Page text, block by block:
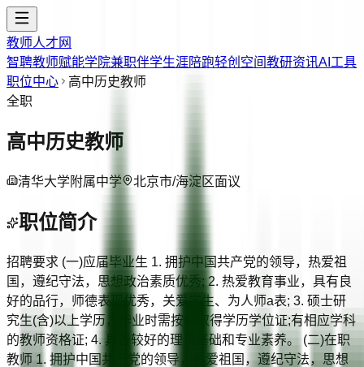
教师人才网
智聘教师赋能学院兼职伴学生涯陪跑轻创空间教研资讯AI工具
职位中心
高中历史教师
全职
高中历史教师
清华大学附属中学 北京市/海淀区面议
职位简介
招聘要求 (一)应届毕业生 1. 拥护中国共产党的领导，热爱祖
国，遵纪守法，思想政治素质优秀; 2. 热爱教育事业，具有良
好的品行，师德表现优秀，关爱学生、为人师a表; 3. 硕士研
究生(含)以上学历，毕业时需按时取得学历学位证;有相应学科
的教师资格证; 4. 具备较好的理论基础和专业素养。 (二)在职
教师 1. 拥护中国共产党的领导，热爱祖国，遵纪守法，思想